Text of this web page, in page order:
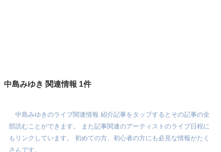
中島みゆき 関連情報 1件
中島みゆきのライブ関連情報 紹介記事をタップするとその記事の全
部読むことができます。 また記事関連のアーティストのライブ日程に
もリンクしています。 初めての方、初心者の方にも必見な情報がたく
さんです。